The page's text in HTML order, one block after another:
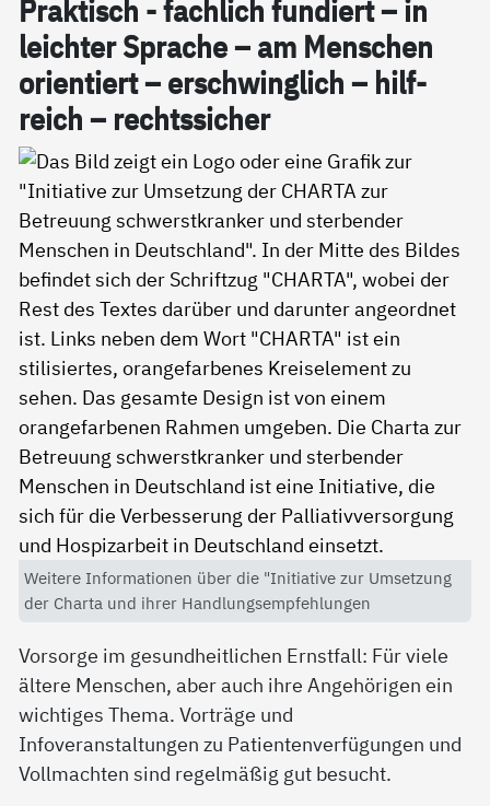
Prak­tisch - fach­lich fun­diert – in
leich­ter Spra­che – am Men­schen
ori­en­tiert – er­schwing­lich – hil­f­
reich – rechts­si­cher
Weitere Informationen über die "Initiative zur Umsetzung
der Charta und ihrer Handlungsempfehlungen
Vorsorge im gesundheitlichen Ernstfall: Für viele
ältere Menschen, aber auch ihre Angehörigen ein
wichtiges Thema. Vorträge und
Infoveranstaltungen zu Patientenverfügungen und
Vollmachten sind regelmäßig gut besucht.